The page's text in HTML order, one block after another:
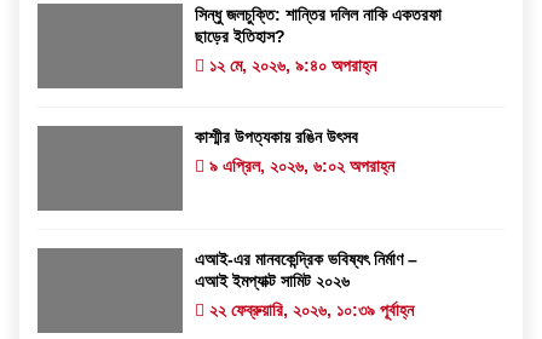
সিন্ধু জলচুক্তি: শান্তির দলিল নাকি একতরফা
ছাড়ের ইতিহাস?
১২ মে, ২০২৬, ৯:৪০ অপরাহ্ন
কাশ্মীর উপত্যকায় রঙিন উৎসব
৯ এপ্রিল, ২০২৬, ৬:০২ অপরাহ্ন
এআই-এর মানবকেন্দ্রিক ভবিষ্যৎ নির্মাণ –
এআই ইমপ্যাক্ট সামিট ২০২৬
২২ ফেব্রুয়ারি, ২০২৬, ১০:৩৯ পূর্বাহ্ন